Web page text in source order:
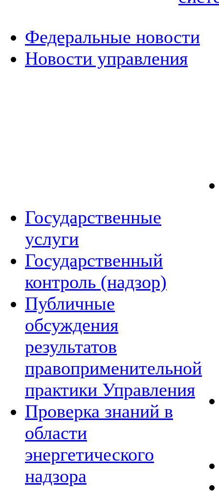
Федеральные новости
Новости управления
Государственные
услуги
Государственный
контроль (надзор)
Публичные
обсуждения
результатов
правоприменительной
практики Управления
Проверка знаний в
области
энергетического
надзора